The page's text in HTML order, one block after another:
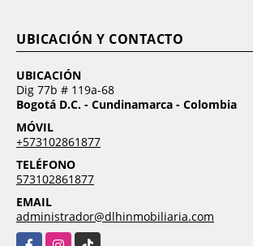
UBICACIÓN
Dig 77b # 119a-68
Bogotá D.C. - Cundinamarca - Colombia
MÓVIL
+573102861877
TELÉFONO
573102861877
EMAIL
administrador@dlhinmobiliaria.com